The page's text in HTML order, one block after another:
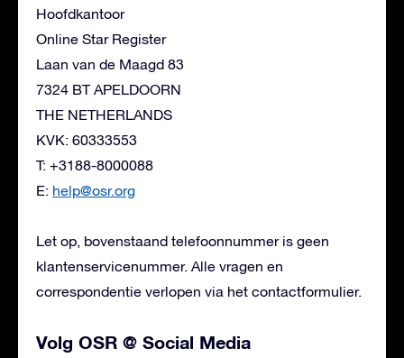
Hoofdkantoor
Online Star Register
Laan van de Maagd 83
7324 BT APELDOORN
THE NETHERLANDS
KVK: 60333553
T: +3188-8000088
E: help@osr.org
Let op, bovenstaand telefoonnummer is geen
klantenservicenummer. Alle vragen en
correspondentie verlopen via het contactformulier.
Volg OSR @ Social Media